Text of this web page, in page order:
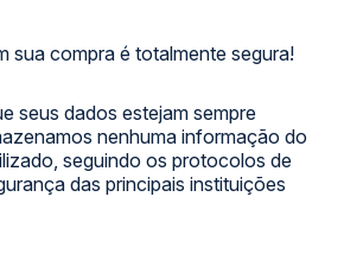
sua compra é totalmente segura!
seus dados estejam sempre
nenhuma informação do
seguindo os protocolos de
das principais instituições